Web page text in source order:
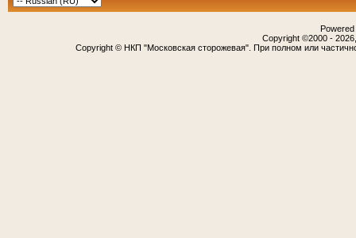
Copyright ©2000 -
Copyright © НКП "Московская сторожевая". При полном или